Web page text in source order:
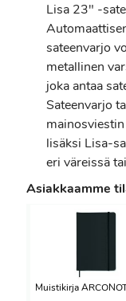
Lisa 23" -
sateenvarjo
metallinen
joka antaa
Sateenvarjo
lisäksi Lisa-
eri väreissä
Asiakkaamme
Muistikirja